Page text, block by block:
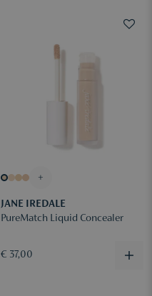
+
JANE IREDALE
PureMatch Liquid Concealer
€ 37,00